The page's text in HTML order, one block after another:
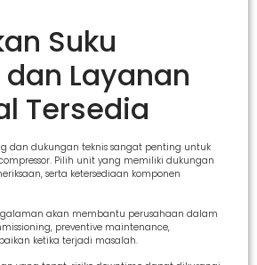
Suku
Layanan
Tersedia
dan dukungan teknis sangat penting untuk
Pilih unit yang memiliki dukungan
serta ketersediaan komponen
akan membantu perusahaan dalam
preventive maintenance,
ketika terjadi masalah.